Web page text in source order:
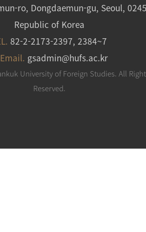
ro, Dongdaemun-gu, Seoul,
Republic of Korea
82-2-2173-2397, 2384~7
Email. gsadmin@hufs.ac.kr
University of Foreign Studies. All
Reserved.